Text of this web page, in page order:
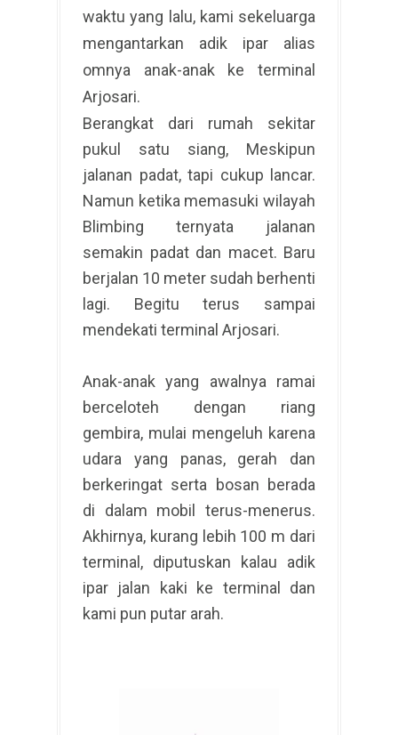
waktu yang lalu, kami sekeluarga
mengantarkan adik ipar alias
omnya anak-anak ke terminal
Arjosari.
Berangkat dari rumah sekitar
pukul satu siang, Meskipun
jalanan padat, tapi cukup lancar.
Namun ketika memasuki wilayah
Blimbing ternyata jalanan
semakin padat dan macet. Baru
berjalan 10 meter sudah berhenti
lagi. Begitu terus sampai
mendekati terminal Arjosari.
Anak-anak yang awalnya ramai
berceloteh dengan riang
gembira, mulai mengeluh karena
udara yang panas, gerah dan
berkeringat serta bosan berada
di dalam mobil terus-menerus.
Akhirnya, kurang lebih 100 m dari
terminal, diputuskan kalau adik
ipar jalan kaki ke terminal dan
kami pun putar arah.